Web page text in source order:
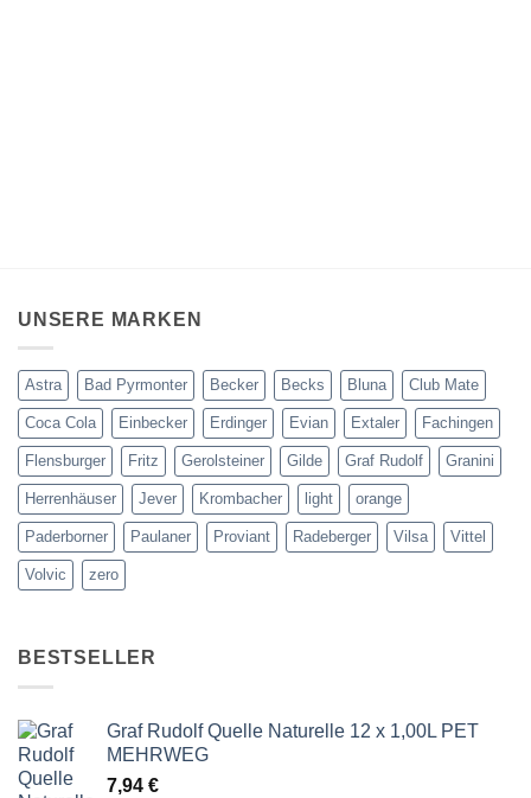
UNSERE MARKEN
Astra Bad Pyrmonter Becker Becks Bluna Club Mate
Coca Cola Einbecker Erdinger Evian Extaler Fachingen
Flensburger Fritz Gerolsteiner Gilde Graf Rudolf Granini
Herrenhäuser Jever Krombacher light orange
Paderborner Paulaner Proviant Radeberger Vilsa Vittel
Volvic zero
BESTSELLER
Graf Rudolf Quelle Naturelle 12 x 1,00L PET
MEHRWEG
7,94 €